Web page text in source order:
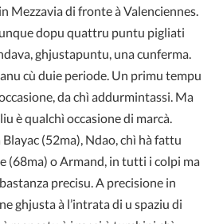
Mezzavia di fronte à Valenciennes.
dopu quattru puntu pigliati
ghjustapuntu, una cunferma.
cù duie periode. Un primu tempu
da chì addurmintassi. Ma
è qualchì occasione di marcà.
(52ma), Ndao, chì hà fattu
(68ma) o Armand, in tutti i colpi ma
precisu. A precisione in
ghjusta à l’intrata di u spaziu di